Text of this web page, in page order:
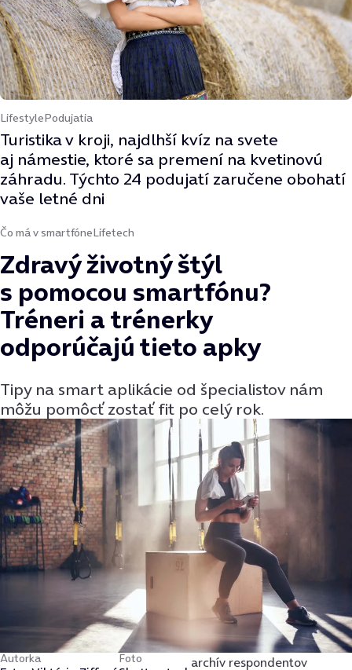
LifestylePodujatia
Turistika v kroji, najdlhší kvíz na svete
aj námestie, ktoré sa premení na kvetinovú
záhradu. Týchto 24 podujatí zaručene obohatí
vaše letné dni
Čo má v smartfóneLifetech
Zdravý životný štýl
s pomocou smartfónu?
Tréneri a trénerky
odporúčajú tieto apky
Tipy na smart aplikácie od špecialistov nám
môžu pomôcť zostať fit po celý rok.
Autorka Foto archív respondentov